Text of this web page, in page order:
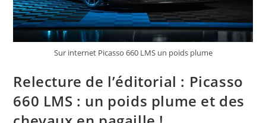
Sur internet Picasso 660 LMS un poids plume
Relecture de l’éditorial : Picasso
660 LMS : un poids plume et des